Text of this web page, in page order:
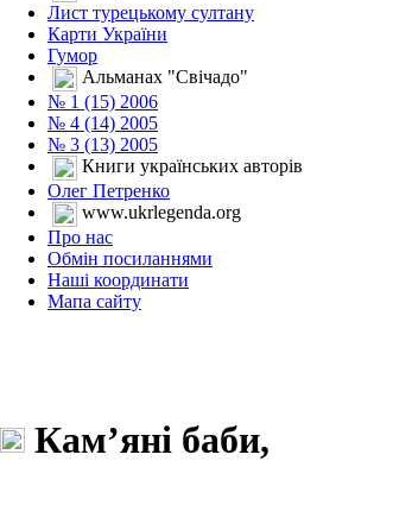
Лист турецькому султану
Карти України
Гумор
Альманах "Свічадо"
№ 1 (15) 2006
№ 4 (14) 2005
№ 3 (13) 2005
Книги українських авторів
Олег Петренко
www.ukrlegenda.org
Про нас
Обмін посиланнями
Наші координати
Мапа сайту
Кам’яні баби,